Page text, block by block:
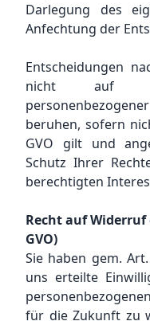
Darlegung des
Anfechtung der
Entscheidungen
nicht auf
beruhen, sofern
GVO gilt und
Schutz Ihrer
berechtigten
Recht auf
GVO)
Sie haben gem.
uns erteilte
für die Zukunft zu